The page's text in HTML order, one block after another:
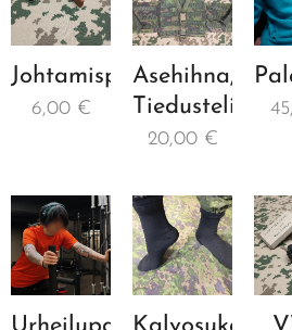
Johtamispilli
6,00€
Asehihna,
Tiedustelijan
20,00€